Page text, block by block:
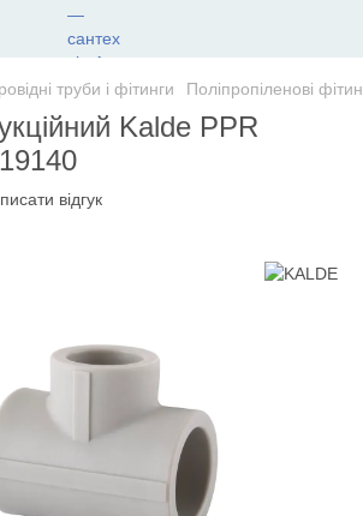
труби і фітинги Поліпропіленові
Kalde PPR
відгук